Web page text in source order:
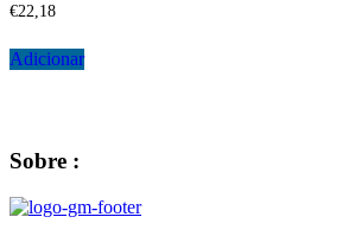
€22,18
Adicionar
Sobre :